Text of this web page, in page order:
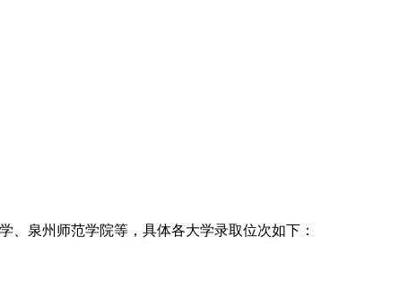
、泉州师范学院等，具体各大学录取位次如下：